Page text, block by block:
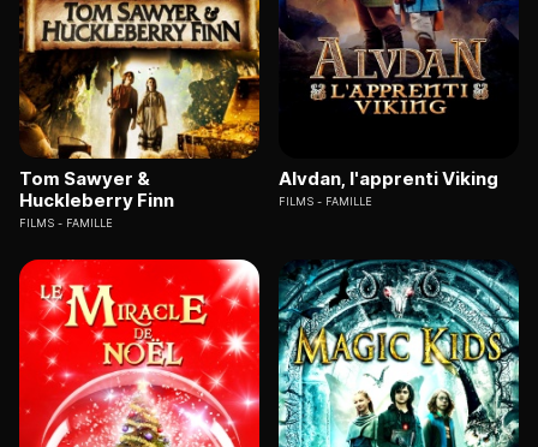
Tom Sawyer &
Huckleberry Finn
FILMS FAMILLE
Alvdan, l'apprenti Viking
FILMS FAMILLE